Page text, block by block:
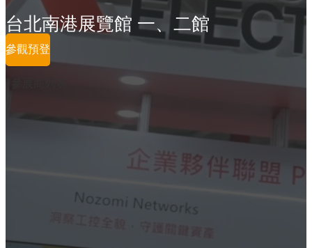
台北南港展覽館 一、二館
參觀預登